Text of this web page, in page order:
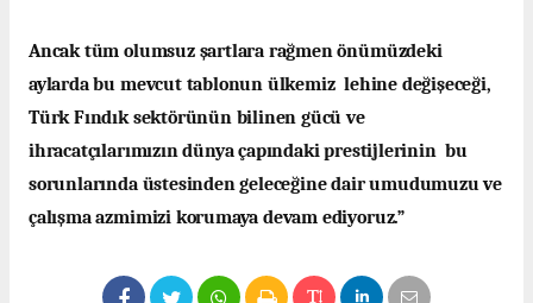
Ancak tüm olumsuz şartlara rağmen önümüzdeki
aylarda bu mevcut tablonun ülkemiz lehine değişeceği,
Türk Fındık sektörünün bilinen gücü ve
ihracatçılarımızın dünya çapındaki prestijlerinin bu
sorunlarında üstesinden geleceğine dair umudumuzu ve
çalışma azmimizi korumaya devam ediyoruz.”